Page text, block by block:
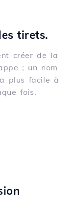
tirets.
créer de la
; un nom
plus facile à
fois.